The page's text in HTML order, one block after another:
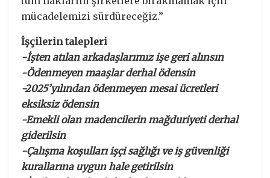
mücadelemizi sürdüreceğiz.”
İşçilerin talepleri
-İşten atılan arkadaşlarımız işe geri alınsın
-Ödenmeyen maaşlar derhal ödensin
-2025’yılından ödenmeyen mesai ücretleri
eksiksiz ödensin
-Emekli olan madencilerin mağduriyeti derhal
giderilsin
-Çalışma koşulları işçi sağlığı ve iş güvenliği
kurallarına uygun hale getirilsin